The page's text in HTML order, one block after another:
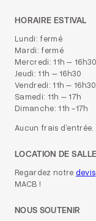
HORAIRE ESTIVAL
Lundi: fermé
Mardi: fermé
Mercredi: 11h – 16h30
Jeudi: 11h – 16h30
Vendredi: 11h – 16h30
Samedi: 11h – 17h
Dimanche: 11h -17h
Aucun frais d’entrée.
LOCATION DE
Regardez notre devis
MACB !
NOUS SOUTENIR